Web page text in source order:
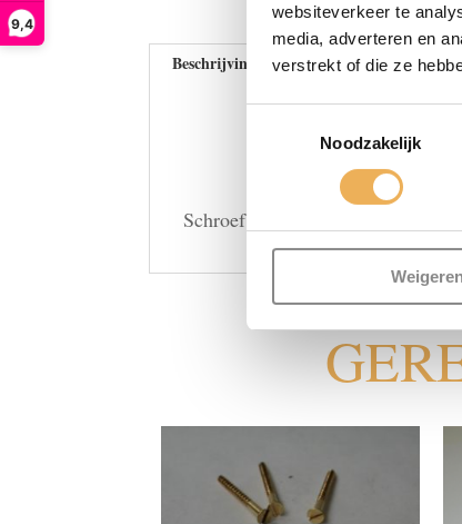
websiteverkeer te
media, adverteren en
verstrekt of die ze
Noodzakelijk
9,4
Beschrijving
Schroef staal 2 x 12 platte kop per